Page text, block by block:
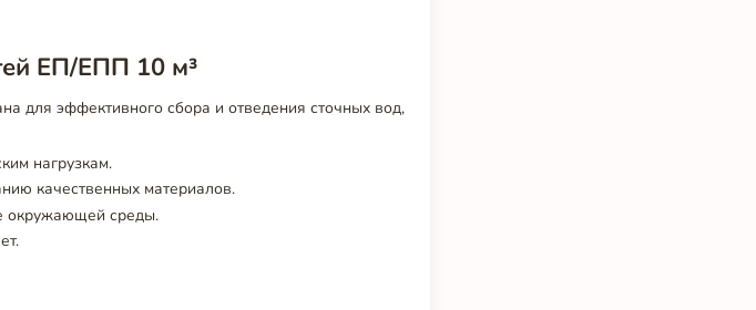
ЕП/ЕПП 10 м³
для эффективного сбора и отведения сточных вод,
нагрузкам.
качественных материалов.
окружающей среды.